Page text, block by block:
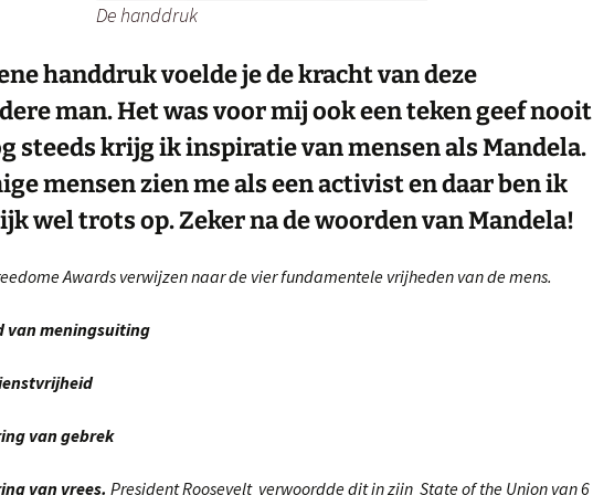
De handdruk
handdruk voelde je de kracht van deze
man. Het was voor mij ook een teken geef nooit
steeds krijg ik inspiratie van mensen als Mandela.
mensen zien me als een activist en daar ben ik
wel trots op. Zeker na de woordenvan Mandela!
Awards verwijzen naar de vier fundamentele vrijheden van de mens.
van meningsuiting
van gebrek
van vrees. President Roosevelt verwoordde dit in zijn State of the Union van 6